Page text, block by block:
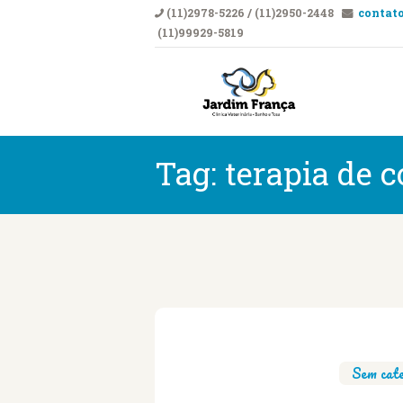
(11)2978-5226 / (11)2950-2448
(11)99929-5819
Tag: terapia de
CLÍNICA
Sem